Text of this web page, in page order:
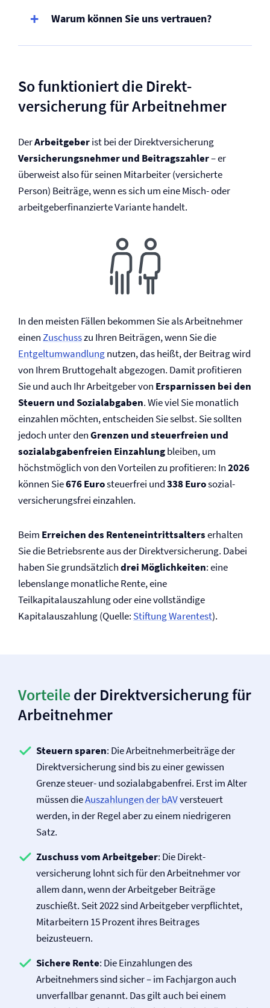
Warum können Sie uns vertrauen?
So funktioniert die Direkt­
versicherung für Arbeitnehmer
DerArbeitgeberist bei der Direkt­versicherung
Versicherungsnehmer und Beitragszahler– er
überweist also für seinen Mitarbeiter (versicherte
Person) Beiträge, wenn es sich um eine Misch- oder
arbeitgeberfinanzierte Variante handelt.
In den meisten Fällen bekommen Sie als Arbeitnehmer
einenZuschusszu Ihren Beiträgen, wenn Sie die
Entgeltumwandlungnutzen, das heißt, der Beitrag wird
von Ihrem Bruttogehalt abgezogen. Damit profitieren
Sie und auch Ihr Arbeitgeber von Ersparnissen bei den
Steuern und Sozialabgaben. Wie viel Sie monatlich
einzahlen möchten, entscheiden Sie selbst. Sie sollten
jedoch unter denGrenzen und steuerfreien und
sozialabgabenfreien Einzahlungbleiben, um
höchstmöglich von den Vorteilen zu profitieren: In2026
können Sie676Eurosteuerfrei und338 Eurosozial­
versicherungsfrei einzahlen.
Beim Erreichen des Renteneintrittsalterserhalten
Sie die Betriebsrente aus der Direkt­versicherung. Dabei
haben Sie grundsätzlichdrei Möglichkeiten: eine
lebenslange monatliche Rente, eine
Teilkapitalauszahlung oder eine vollständige
Kapitalauszahlung (Quelle: Stiftung Warentest).
Vorteileder Direkt­versicherung für
Arbeitnehmer
Steuern sparen: Die Arbeitnehmerbeiträge der
Direkt­versicherung sind bis zu einer gewissen
Grenze steuer- und sozialabgabenfrei. Erst im Alter
müssen dieAuszahlungen der bAVversteuert
werden, in der Regel aber zu einem niedrigeren
Satz.
Zuschuss vom Arbeitgeber: Die Direkt­
versicherung lohnt sich für den Arbeitnehmer vor
allem dann, wenn der Arbeitgeber Beiträge
zuschießt. Seit 2022 sind Arbeitgeber verpflichtet,
Mitarbeitern 15 Prozent ihres Beitrages
beizusteuern.
Sichere Rente: Die Einzahlungen des
Arbeitnehmers sind sicher – im Fachjargon auch
unverfallbar genannt. Das gilt auch bei einem